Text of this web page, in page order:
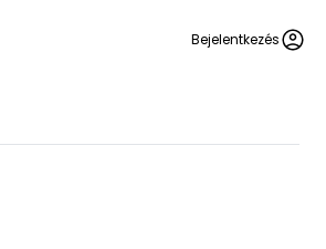
Bejelentkezés